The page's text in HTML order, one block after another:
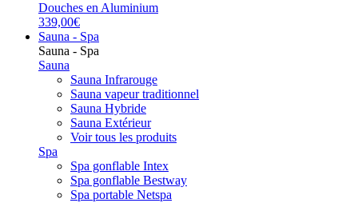
Douches en Aluminium
339,00€
Sauna - Spa
Sauna - Spa
Sauna
Sauna Infrarouge
Sauna vapeur traditionnel
Sauna Hybride
Sauna Extérieur
Voir tous les produits
Spa
Spa gonflable Intex
Spa gonflable Bestway
Spa portable Netspa